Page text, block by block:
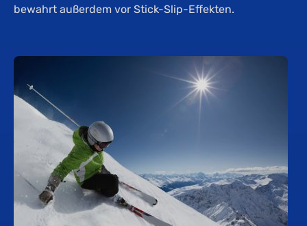
bewahrt außerdem vor Stick-Slip-Effekten.